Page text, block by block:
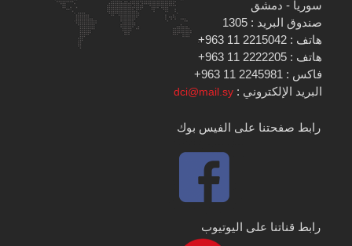
سوريا - دمشق
صندوق البريد : 1305
هاتف : 2215042 11 963+
هاتف : 2222205 11 963+
فاكس : 2245981 11 963+
البريد الإلكتروني :dci@mail.sy
رابط صفحتنا على الفيس بوك
رابط قناتنا على اليوتيوب